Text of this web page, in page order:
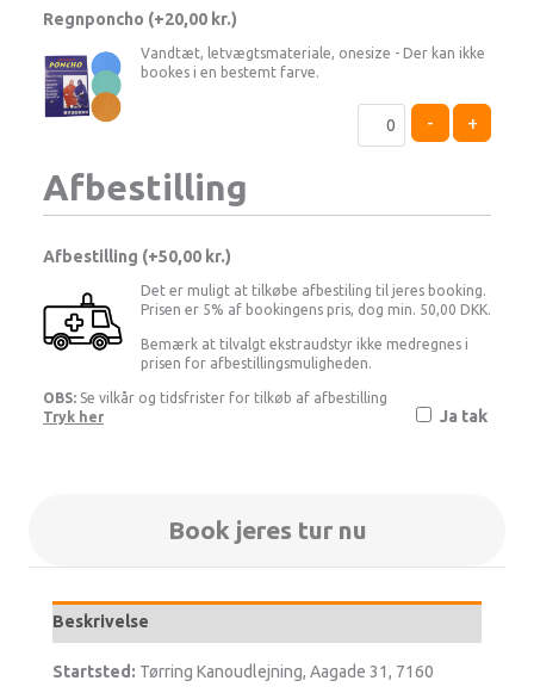
Beskrivelse
Startsted: Tørring Kanoudlejning, Aagade 31, 7160
Regnponcho (+20,00 kr.)
Vandtæt, letvægtsmateriale, onesize - Der kan ikke
bookes i en bestemt farve.
- +
Afbestilling
Afbestilling ( 50,00 kr.)
Det er muligt at tilkøbe afbestiling til jeres booking.
Prisen er 5% af bookingens pris, dog min. 50,00 DKK.
Bemærk at tilvalgt ekstraudstyr ikke medregnes i
prisen for afbestillingsmuligheden.
OBS: Se vilkår og tidsfrister for tilkøb af afbestilling
Tryk her
Ja tak
Book jeres tur nu